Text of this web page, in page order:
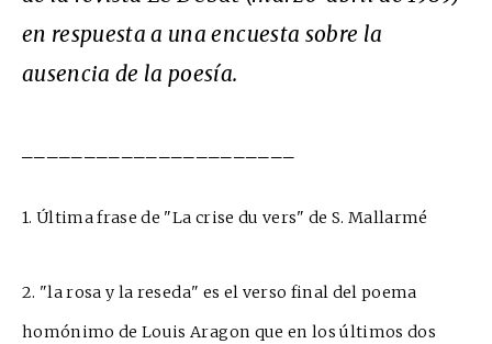
en respuesta a una encuesta sobre la
ausencia de la poesía.
1. Última frase de "La crise du vers" de S. Mallarmé
2. "la rosa y la reseda" es el verso final del poema
homónimo de Louis Aragon que en los últimos dos